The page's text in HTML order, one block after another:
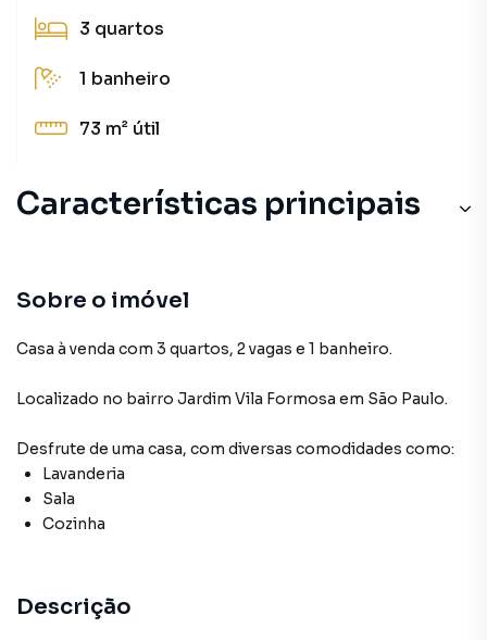
3 quartos
1 banheiro
73 m² útil
Características principais
Cozinha
Lavanderia
Sobre o imóvel
Casa à venda com 3 quartos, 2 vagas e 1 banheiro.
Localizado no bairro Jardim Vila Formosa em São Paulo.
Desfrute de uma casa, com diversas comodidades como:
Lavanderia
Sala
Cozinha
Descrição